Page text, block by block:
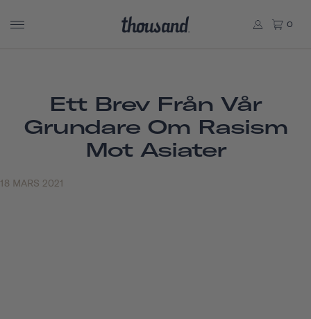
0
Ett Brev Från Vår
Grundare Om Rasism
Mot Asiater
18 MARS 2021